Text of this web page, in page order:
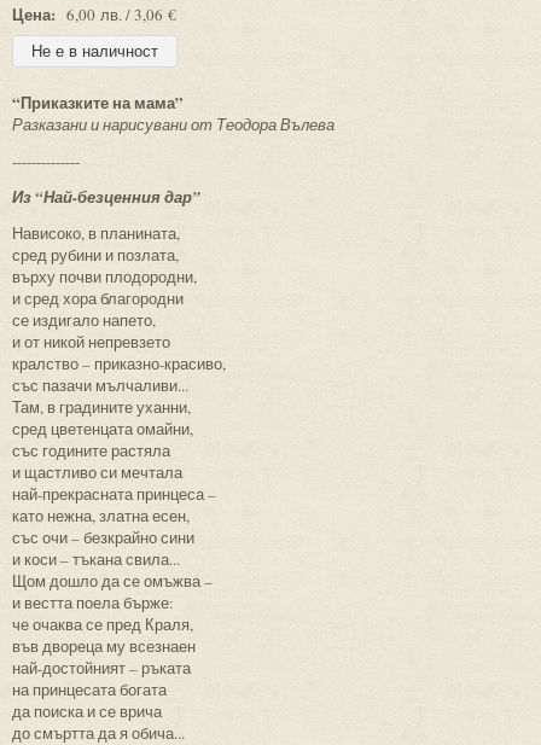
Цена: 6,00 лв. / 3,06 €
“Приказките на мама”
Разказани и нарисувани от Теодора Вълева
--------------
Из “Най-безценния дар”
Нависоко, в планината,
сред рубини и позлата,
върху почви плодородни,
и сред хора благородни
се издигало напето,
и от никой непревзето
кралство – приказно-красиво,
със пазачи мълчаливи...
Там, в градините уханни,
сред цветенцата омайни,
със годините растяла
и щастливо си мечтала
най-прекрасната принцеса –
като нежна, златна есен,
със очи – безкрайно сини
и коси – тъкана свила...
Щом дошло да се омъжва –
и вестта поела бърже:
че очаква се пред Краля,
във двореца му всезнаен
най-достойният – ръката
на принцесата богата
да поиска и се врича
до смъртта да я обича...